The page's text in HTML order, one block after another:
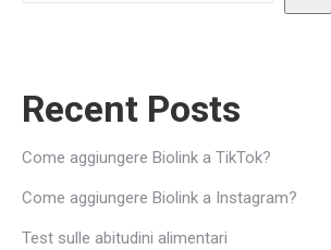
Recent Posts
Come aggiungere Biolink a TikTok?
Come aggiungere Biolink a Instagram?
Test sulle abitudini alimentari